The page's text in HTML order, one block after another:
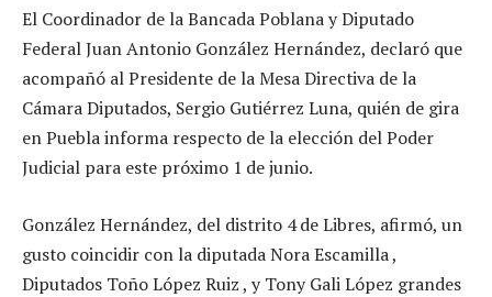
El Coordinador de la Bancada Poblana y Diputado
Federal Juan Antonio González Hernández, declaró que
acompañó al Presidente de la Mesa Directiva de la
Cámara Diputados, Sergio Gutiérrez Luna, quién de gira
en Puebla informa respecto de la elección del Poder
Judicial para este próximo 1 de junio.
González Hernández, del distrito 4 de Libres, afirmó, un
gusto coincidir con la diputada Nora Escamilla ,
Diputados Toño López Ruiz , y Tony Gali López grandes